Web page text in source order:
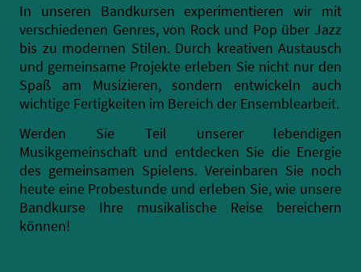
In unseren Bandkursen experimentieren wir mit
verschiedenen Genres, von Rock und Pop über Jazz
bis zu modernen Stilen. Durch kreativen Austausch
und gemeinsame Projekte erleben Sie nicht nur den
Spaß am Musizieren, sondern entwickeln auch
wichtige Fertigkeiten im Bereich der Ensemblearbeit.
Werden Sie Teil unserer lebendigen
Musikgemeinschaft und entdecken Sie die Energie
des gemeinsamen Spielens. Vereinbaren Sie noch
heute eine Probestunde und erleben Sie, wie unsere
Bandkurse Ihre musikalische Reise bereichern
können!